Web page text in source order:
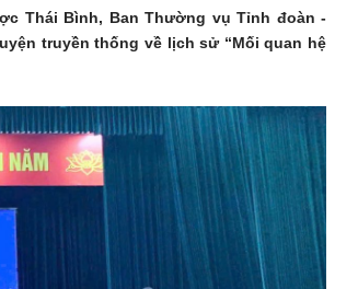
Thái Bình, Ban Thường vụ Tỉnh đoàn -
truyền thống về lịch sử “Mối quan hệ